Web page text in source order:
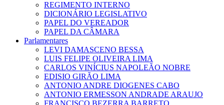
REGIMENTO INTERNO
DICIONÁRIO LEGISLATIVO
PAPEL DO VEREADOR
PAPEL DA CÂMARA
Parlamentares
LEVI DAMASCENO BESSA
LUIS FELIPE OLIVEIRA LIMA
CARLOS VINÍCIUS NAPOLEÃO NOBRE
EDISIO GIRÃO LIMA
ANTONIO ANDRE DIOGENES CABO
ANTONIO ERMESSON ANDRADE ARAUJO
FRANCISCO BEZERRA BARRETO